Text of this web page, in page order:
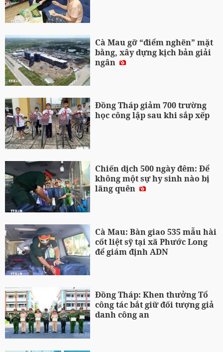
Cà Mau gỡ “điểm nghẽn” mặt
bằng, xây dựng kịch bản giải
ngân
Đồng Tháp giảm 700 trường
học công lập sau khi sắp xếp
Chiến dịch 500 ngày đêm: Để
không một sự hy sinh nào bị
lãng quên
Cà Mau: Bàn giao 535 mẫu hài
cốt liệt sỹ tại xã Phước Long
để giám định ADN
Đồng Tháp: Khen thưởng Tổ
công tác bắt giữ đối tượng giả
danh công an